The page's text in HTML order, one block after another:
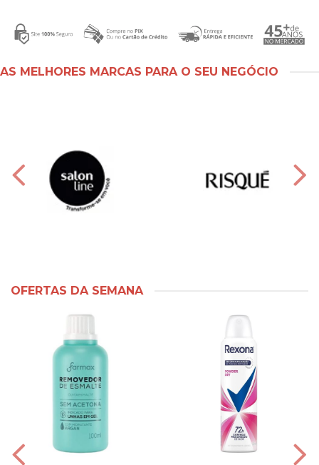
AS MELHORES MARCAS PARA O SEU NEGÓCIO
OFERTAS DA SEMANA